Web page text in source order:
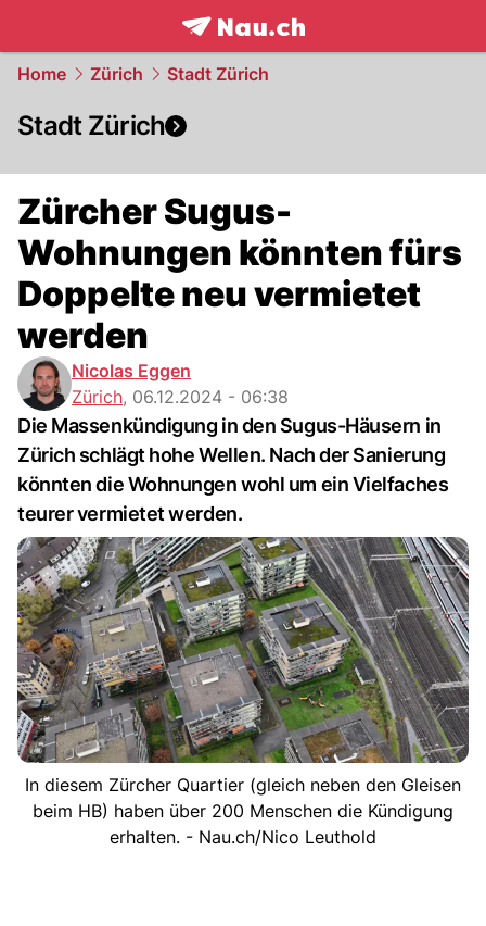
frontpage.NAU.ch
Home Zürich Stadt Zürich
Stadt Zürich
Zürcher Sugus-
Wohnungen könnten fürs
Doppelte neu vermietet
werden
Nicolas Eggen
Zürich, 06.12.2024 - 06:38
Die Massenkündigung in den Sugus-Häusern in
Zürich schlägt hohe Wellen. Nach der Sanierung
könnten die Wohnungen wohl um ein Vielfaches
teurer vermietet werden.
In diesem Zürcher Quartier (gleich neben den Gleisen
beim HB) haben über 200 Menschen die Kündigung
erhalten. - Nau.ch/Nico Leuthold